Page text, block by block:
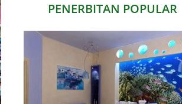
PENERBITAN POPULAR